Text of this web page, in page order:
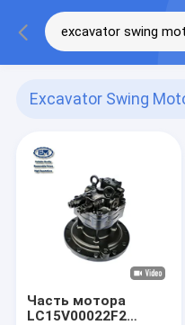
Excavator Swing
Часть мотора
LC15V00022F2